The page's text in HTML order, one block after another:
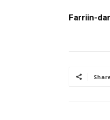
Farriin-